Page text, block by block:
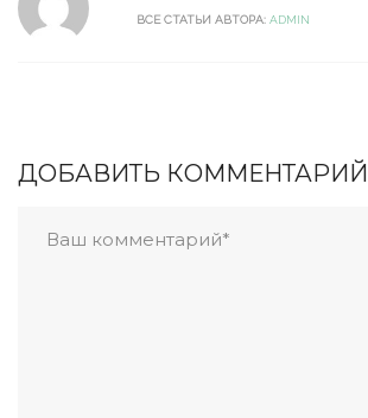
ВСЕ СТАТЬИ АВТОРА: ADMIN
ДОБАВИТЬ КОММЕНТАРИЙ